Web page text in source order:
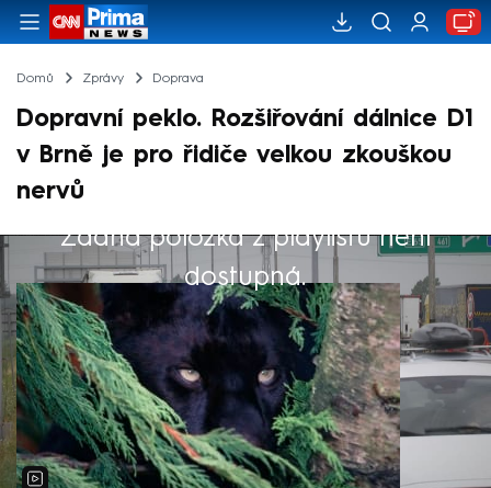
Domů Zprávy Doprava
Dopravní peklo. Rozšiřování dálnice D1
v Brně je pro řidiče velkou zkouškou
nervů
Žádná položka z playlistu není
dostupná.
Výběr redakce